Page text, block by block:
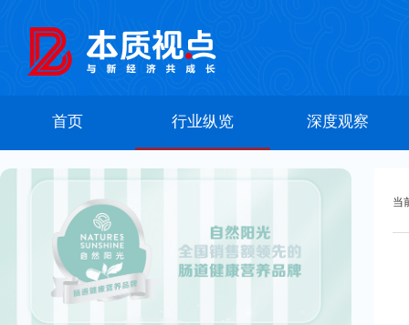
首页 行业纵览 深度观察
当